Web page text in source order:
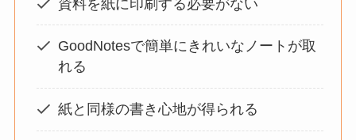
資料を紙に印刷する必要がない
GoodNotesで簡単にきれいなノートが取
れる
紙と同様の書き心地が得られる